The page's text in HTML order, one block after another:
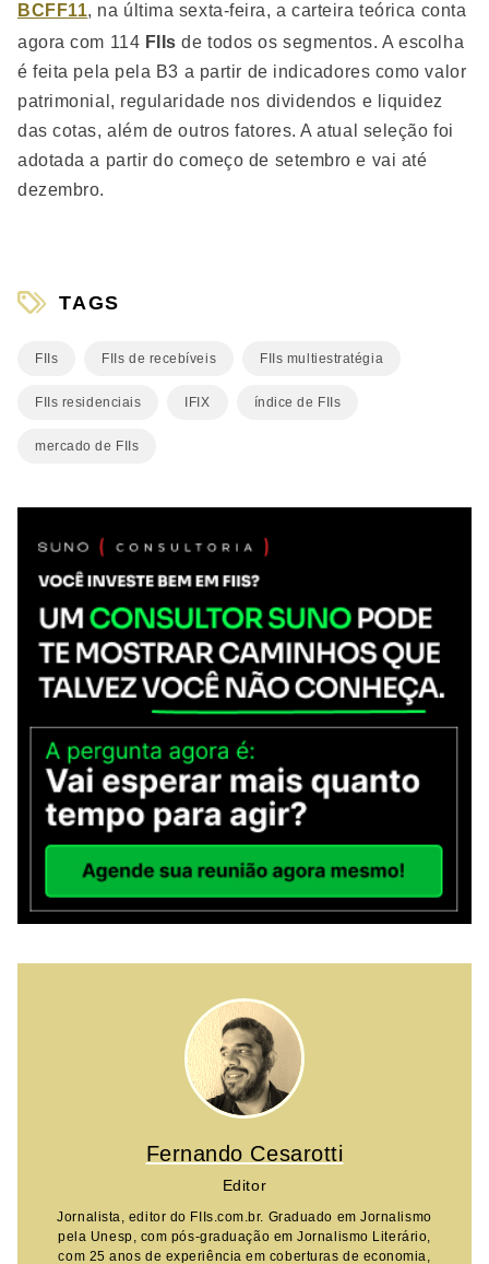
BCFF11, na última sexta-feira, a carteira teórica conta
agora com 114 FIIs de todos os segmentos. A escolha
é feita pela pela B3 a partir de indicadores como valor
patrimonial, regularidade nos dividendos e liquidez
das cotas, além de outros fatores. A atual seleção foi
adotada a partir do começo de setembro e vai até
dezembro.
TAGS
FIIs FIIs de recebíveis FIIs multiestratégia
FIIs residenciais IFIX índice de FIIs
mercado de FIIs
Fernando Cesarotti
Editor
Jornalista, editor do FIIs.com.br. Graduado em Jornalismo
pela Unesp, com pós-graduação em Jornalismo Literário,
com 25 anos de experiência em coberturas de economia,